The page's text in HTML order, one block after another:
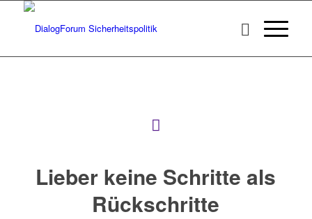
Lieber keine Schritte als
Rückschritte